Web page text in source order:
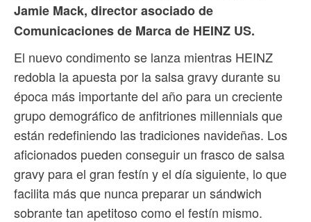
Jamie Mack, director asociado de
Comunicaciones de Marca de HEINZ US.
El nuevo condimento se lanza mientras HEINZ
redobla la apuesta por la salsa gravy durante su
época más importante del año para un creciente
grupo demográfico de anfitriones millennials que
están redefiniendo las tradiciones navideñas. Los
aficionados pueden conseguir un frasco de salsa
gravy para el gran festín y el día siguiente, lo que
facilita más que nunca preparar un sándwich
sobrante tan apetitoso como el festín mismo.